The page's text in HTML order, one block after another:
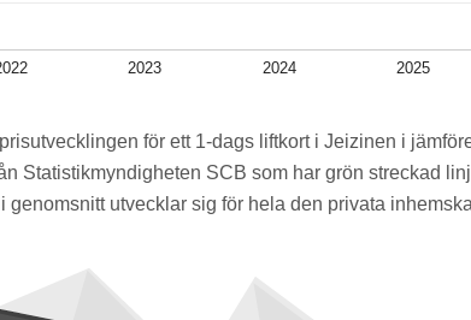
2023 2024 2025
för ett 1-dags liftkort i Jeizinen i
Statistikmyndigheten SCB som har grön streckad
genomsnitt utvecklar sig för hela den privata